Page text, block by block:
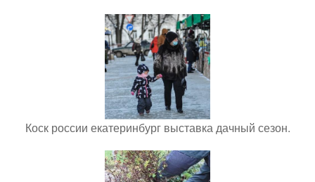
Коск россии екатеринбург выставка дачный сезон.